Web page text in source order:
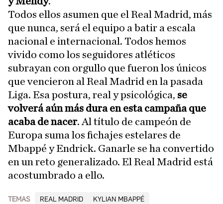
Todos ellos asumen que el Real Madrid, más
que nunca, será el equipo a batir a escala
nacional e internacional. Todos hemos
vivido como los seguidores atléticos
subrayan con orgullo que fueron los únicos
que vencieron al Real Madrid en la pasada
Liga. Esa postura, real y psicológica, se
volverá aún más dura en esta campaña que
acaba de nacer. Al título de campeón de
Europa suma los fichajes estelares de
Mbappé y Endrick. Ganarle se ha convertido
en un reto generalizado. El Real Madrid está
acostumbrado a ello.
TEMAS REAL MADRID KYLIAN MBAPPÉ